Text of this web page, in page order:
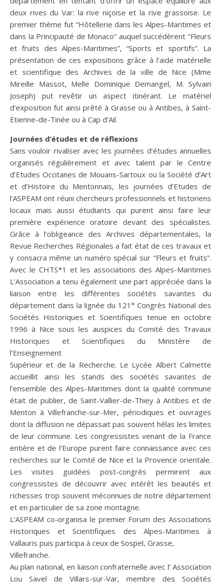
deux rives du Var: la rive niçoise et la rive grassoise. Le
premier thème fut “Hôtellerie dans les Alpes-Maritimes et
dans la Principauté de Monaco” auquel succédèrent “Fleurs
et fruits des Alpes-Maritimes”, “Sports et sportifs”. La
présentation de ces expositions grâce à l’aide matérielle
et scientifique des Archives de la ville de Nice (Mme
Mireille Massot, Melle Dominique Demangel, M. Sylvain
Joseph) put revêtir un aspect itinérant. Le matériel
d’exposition fut ainsi prêté à Grasse ou à Antibes, à Saint-
Etienne-de-Tinée ou à Cap d’Ail.
Journées d’études et de réflexions
Sans vouloir rivaliser avec les journées d’études annuelles
organisés régulièrement et avec talent par le Centre
d’Etudes Occitanes de Mouans-Sartoux ou la Société d’Art
et d’Histoire du Mentonnais, les journées d’Etudes de
l’ASPEAM ont réuni chercheurs professionnels et historiens
locaux mais aussi étudiants qui purent ainsi faire leur
première expérience oratoire devant des spécialistes.
Grâce à l’obligeance des Archives départementales, la
Revue Recherches Régionales a fait état de ces travaux et
y consacra même un numéro spécial sur “Fleurs et fruits”.
Avec le CHTS*1 et les associations des Alpes-Maritimes
L’Association a tenu également une part appréciée dans la
liaison entre les différentes sociétés savantes du
département dans la lignée du 121° Congrès National des
Sociétés Historiques et Scientifiques tenue en octobre
1996 à Nice sous les auspices du Comité des Travaux
Historiques et Scientifiques du Ministère de
l’Enseignement
Supérieur et de la Recherche. Le Lycée Albert Calmette
accueillit ainsi les stands des sociétés savantes de
l’ensemble des Alpes-Maritimes dont la qualité commune
était de publier, de Saint-Vallier-de-Thiey à Antibes et de
Menton à Villefranche-sur-Mer, périodiques et ouvrages
dont la diffusion ne dépassait pas souvent hélas les limites
de leur commune. Les congressistes venant de la France
entière et de l’Europe purent faire connaissance avec ces
recherches sur le Comté de Nice et la Provence orientale.
Les visites guidées post-congrès permirent aux
congressistes de découvrir avec intérêt les beautés et
richesses trop souvent méconnues de notre département
et en particulier de sa zone montagne.
L’ASPEAM co-organisa le premier Forum des Associations
Historiques et Scientifiques des Alpes-Maritimes à
Vallauris puis participa à ceux de Sospel, Grasse,
Villefranche.
Au plan national, en liaison confraternelle avec l’ Association
Lou Savel de Villars-sur-Var, membre des Sociétés